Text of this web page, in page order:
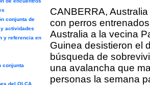
CANBERRA,
con perros
Australia a la vecina
Guinea desistieron el
búsqueda de
una avalancha que
personas la semana